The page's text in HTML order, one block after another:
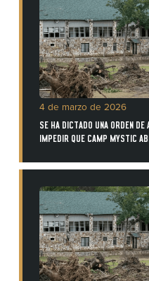
4 de marzo de 2026
SE HA DICTADO UNA ORDEN
IMPEDIR QUE CAMP MYSTIC